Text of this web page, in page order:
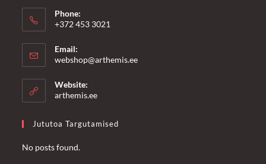
Phone:
+372 453 3021
Email:
webshop@arthemis.eeOpens
Website:
arthemis.ee
Jututoa Targutamised
No posts found.